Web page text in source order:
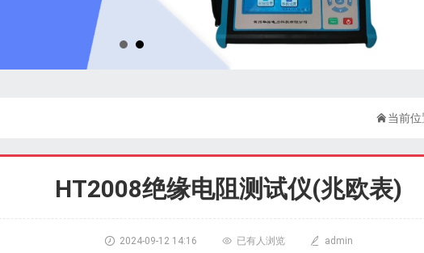
当前位
HT2008绝缘电阻测试仪(兆欧表)
 2024-09-12 14:16  已有人浏览  admin